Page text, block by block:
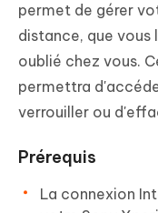
permet de gérer
distance, que vous
oublié chez vous.
permettra
verrouiller ou
Prérequis
La connexion